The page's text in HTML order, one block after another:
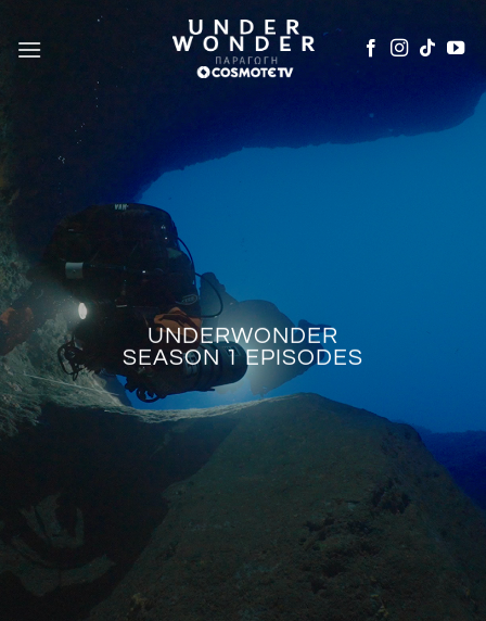
στο
UNDERWONDER
SEASON 1 EPISODES